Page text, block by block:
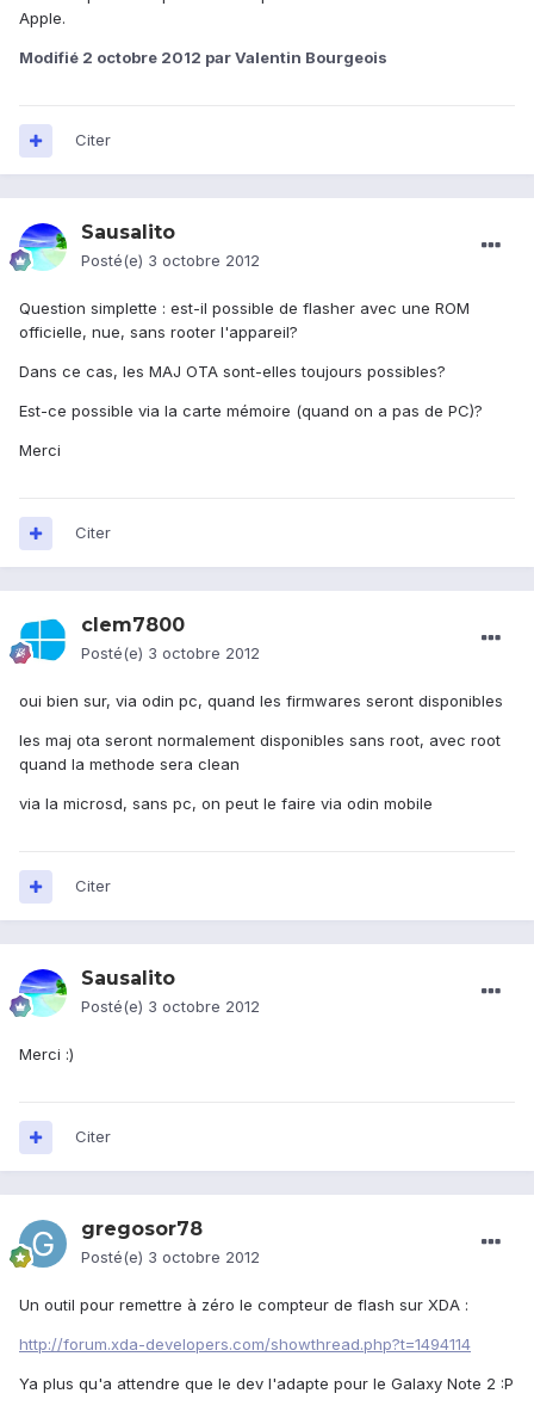
Apple.
Modifié 2 octobre 2012 par Valentin Bourgeois
Citer
Sausalito
Posté(e) 3 octobre 2012
Question simplette : est-il possible de flasher avec une ROM
officielle, nue, sans rooter l'appareil?
Dans ce cas, les MAJ OTA sont-elles toujours possibles?
Est-ce possible via la carte mémoire (quand on a pas de PC)?
Merci
Citer
clem7800
Posté(e) 3 octobre 2012
oui bien sur, via odin pc, quand les firmwares seront disponibles
les maj ota seront normalement disponibles sans root, avec root
quand la methode sera clean
via la microsd, sans pc, on peut le faire via odin mobile
Citer
Sausalito
Posté(e) 3 octobre 2012
Merci :)
Citer
gregosor78
Posté(e) 3 octobre 2012
Un outil pour remettre à zéro le compteur de flash sur XDA :
http://forum.xda-developers.com/showthread.php?t=1494114
Ya plus qu'a attendre que le dev l'adapte pour le Galaxy Note 2 :P